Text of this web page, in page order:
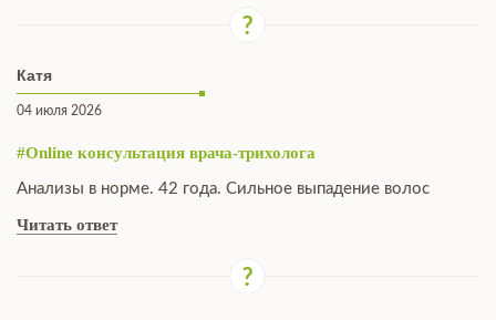
Катя
04 июля 2026
#Online консультация врача-трихолога
Анализы в норме. 42 года. Сильное выпадение волос
Читать ответ